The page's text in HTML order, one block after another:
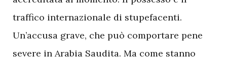
traffico internazionale di stupefacenti.
Un’accusa grave, che può comportare pene
severe in Arabia Saudita. Ma come stanno